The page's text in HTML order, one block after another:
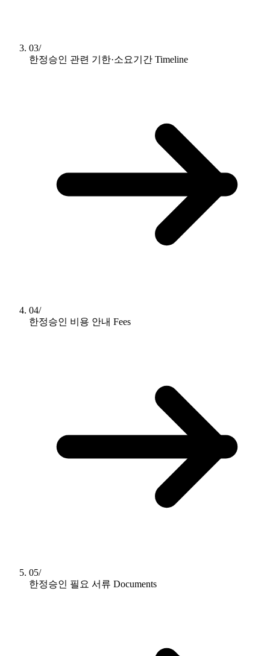
03/
한정승인 관련 기한·소요기간 Timeline
04/
한정승인 비용 안내 Fees
05/
한정승인 필요 서류 Documents